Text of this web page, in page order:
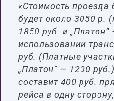
«Стоимость проезда
будет около 3050 р.
1850 руб. и
использовании
руб. (Платные
„Платон“ — 1200
составит 400 руб.
рейса в одну